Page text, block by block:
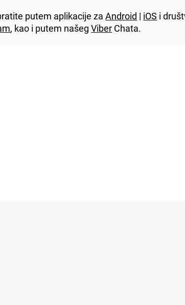
putem aplikacije zaAndroid | iOS i
, kao i putem našegViber Chata.